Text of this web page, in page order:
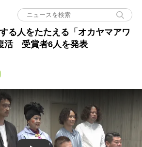
る人をたたえる「オカヤマアワ
活 受賞者6人を発表